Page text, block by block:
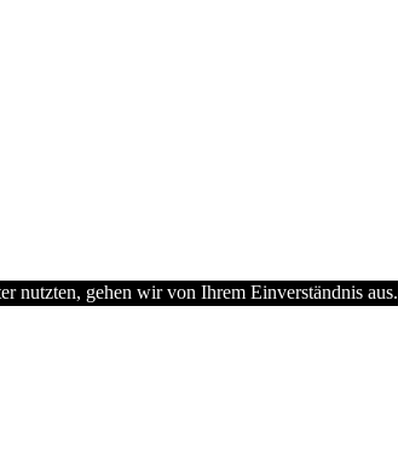
nutzten, gehen wir von Ihrem Einverständnis aus.